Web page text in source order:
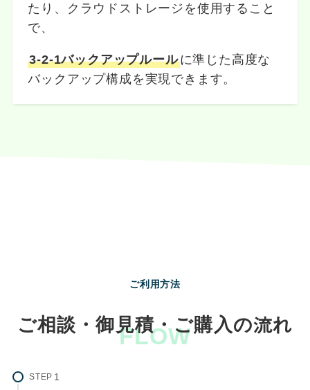
たり、クラウドストレージを使用すること
で、
3-2-1バックアップルールに準じた高度な
バックアップ構成を実現できます。
ご利用方法
FLOW
ご相談・御⾒積・ご購入の流れ
STEP